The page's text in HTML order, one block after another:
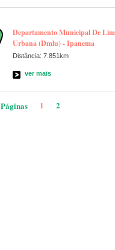
Departamento Municipal De
Urbana (Dmlu) - Ipanema
Distância: 7.851km
ver mais
Páginas 1 2